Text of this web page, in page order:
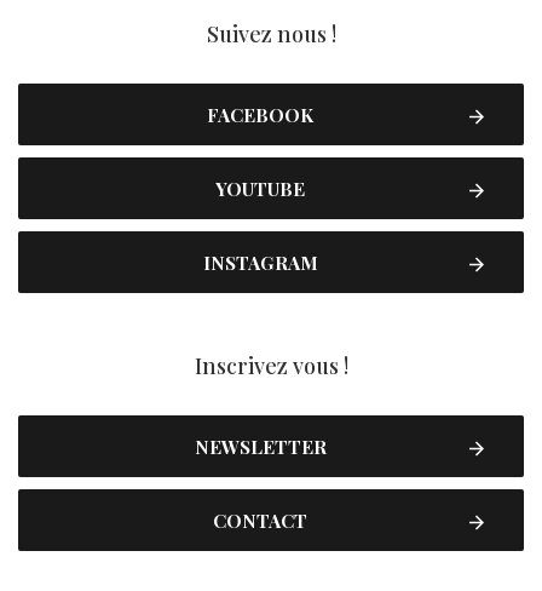
Suivez nous !
FACEBOOK
YOUTUBE
INSTAGRAM
Inscrivez vous !
NEWSLETTER
CONTACT